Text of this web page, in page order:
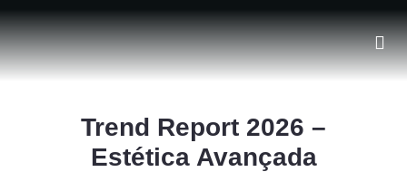
Trend Report 2026 –
Estética Avançada